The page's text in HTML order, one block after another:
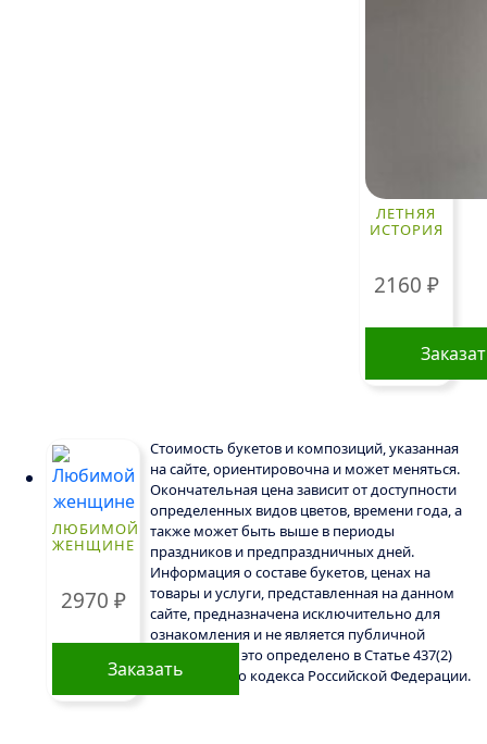
ЛЕТНЯЯ
ИСТОРИЯ
2160 ₽
ЛЮБИМОЙ
ЖЕНЩИНЕ
2970 ₽
Заказать
Стоимость букетов и композиций, указанная
на сайте, ориентировочна и может меняться.
Окончательная цена зависит от доступности
определенных видов цветов, времени года, а
также может быть выше в периоды
праздников и предпраздничных дней.
Информация о составе букетов, ценах на
товары и услуги, представленная на данном
сайте, предназначена исключительно для
ознакомления и не является публичной
офертой, как это определено в Статье 437(2)
Гражданского кодекса Российской Федерации.